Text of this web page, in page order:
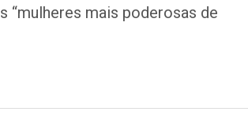
“mulheres mais poderosas de